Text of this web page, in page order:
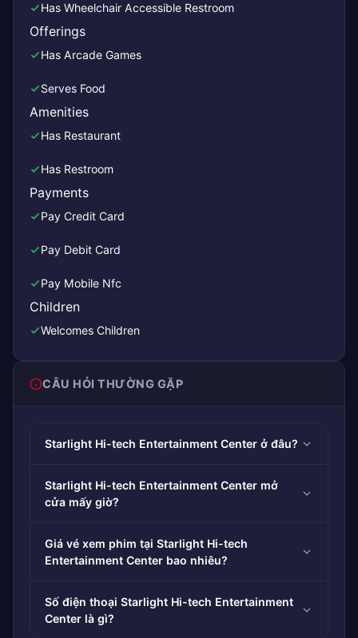
Has Wheelchair Accessible Restroom
Offerings
Has Arcade Games
Serves Food
Amenities
Has Restaurant
Has Restroom
Payments
Pay Credit Card
Pay Debit Card
Pay Mobile Nfc
Children
Welcomes Children
CÂU HỎI THƯỜNG GẶP
Starlight Hi-tech Entertainment Center ở đâu?
Starlight Hi-tech Entertainment Center mở
cửa mấy giờ?
Giá vé xem phim tại Starlight Hi-tech
Entertainment Center bao nhiêu?
Số điện thoại Starlight Hi-tech Entertainment
Center là gì?